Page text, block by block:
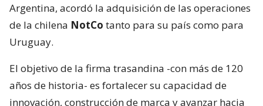
Argentina, acordó la adquisición de las operaciones
de la chilena NotCo tanto para su país como para
Uruguay.
El objetivo de la firma trasandina -con más de 120
años de historia- es fortalecer su capacidad de
innovación, construcción de marca y avanzar hacia